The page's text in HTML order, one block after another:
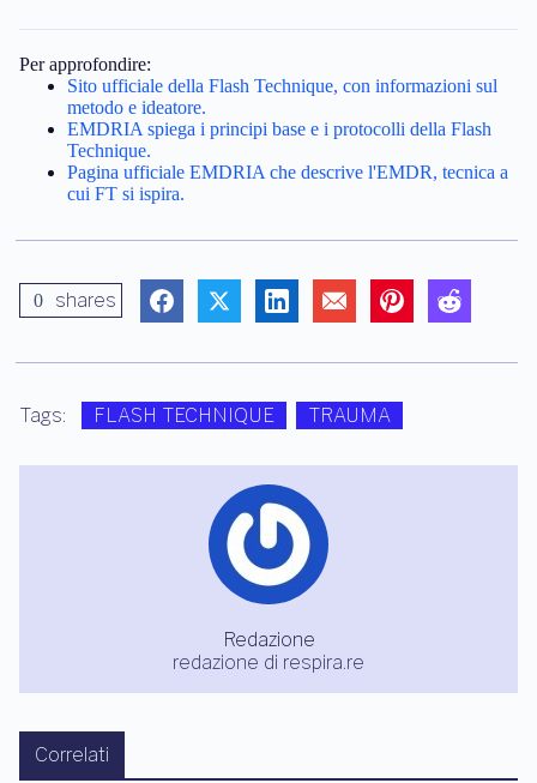
Per approfondire:
Sito ufficiale della Flash Technique, con informazioni sul
metodo e ideatore.
EMDRIA spiega i principi base e i protocolli della Flash
Technique.
Pagina ufficiale EMDRIA che descrive l'EMDR, tecnica a
cui FT si ispira.
0 shares
Tags: FLASH TECHNIQUE TRAUMA
Redazione
redazione di respira.re
Correlati